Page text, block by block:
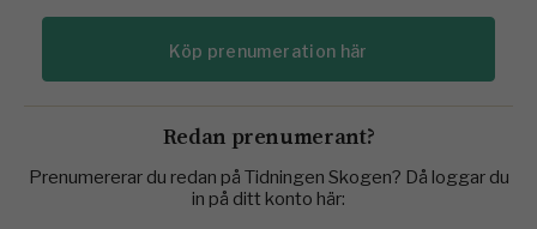
Köp prenumeration här
Redan prenumerant?
Prenumererar du redan på Tidningen Skogen? Då loggar du
in på ditt konto här: